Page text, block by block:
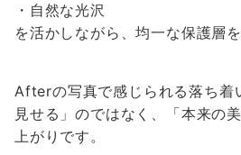
・自然な光沢
を活かしながら、均一な保護層を
Afterの写真で感じられる落ち着
見せる」のではなく、「本来の
上がりです。